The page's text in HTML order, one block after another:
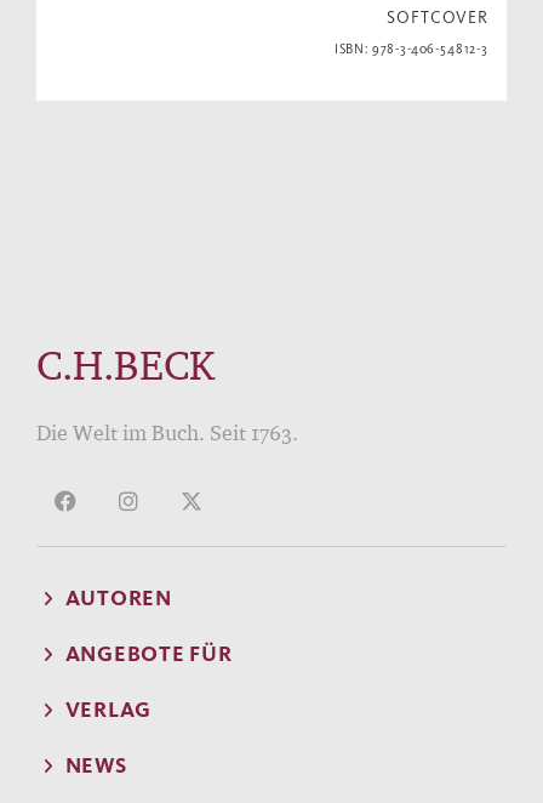
SOFTCOVER
ISBN: 978-3-406-54812-3
C.H.BECK
Die Welt im Buch. Seit 1763.
AUTOREN
ANGEBOTE FÜR
VERLAG
NEWS